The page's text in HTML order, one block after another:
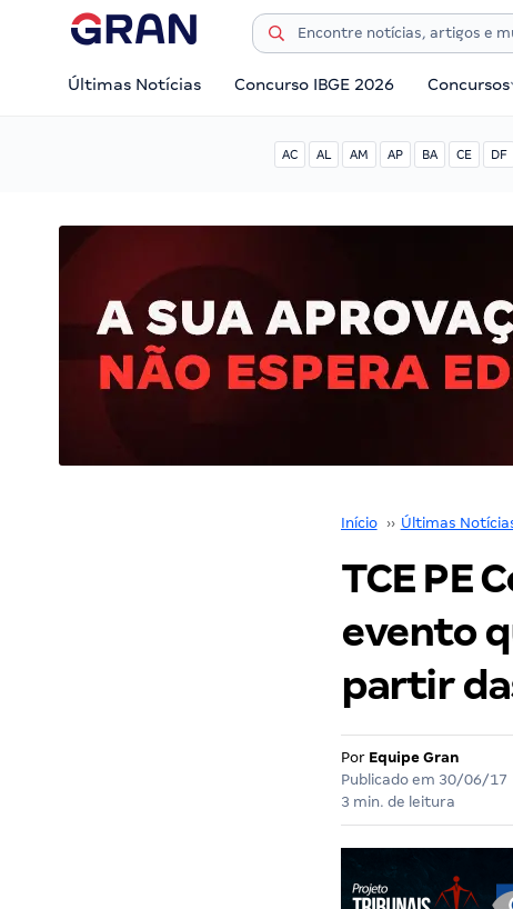
Últimas Notícias Concurso IBGE 2026 Concursos
AC AL AM AP BA CE DF
Início ›› Últimas
TCE PE
evento
partir
Por Equipe Gran
Publicado em 30/06/17
3 min. de leitura